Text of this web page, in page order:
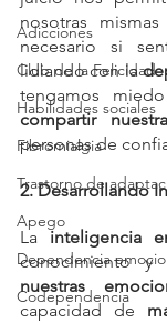
Adicciones
Club de la Felicidad
Habilidades sociales
Fibromialgia
Trastorno de
Apego
Dependencia
Codependencia
nosotras
necesario si
lidiando con la
tengamos
compartir
personas de
2. Desarrollando
La inteligencia
conocimiento y
nuestras
capacidad de